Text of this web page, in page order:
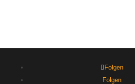
Folgen
Folgen